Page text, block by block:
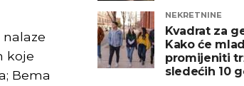
koje
Bema
NEKRETNINE
Kvadrat za
Kako će
promijeniti
sledećih 10